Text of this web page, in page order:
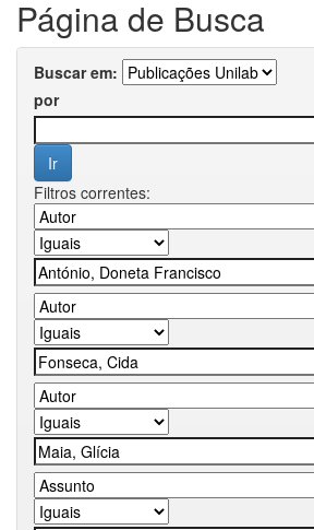
Página de Busca
Buscar em:
por
Filtros correntes: